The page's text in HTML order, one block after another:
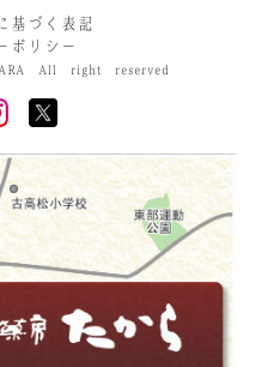
基づく表記
ポリシー
All right reserved